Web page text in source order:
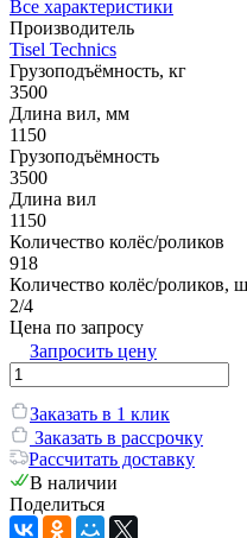
Все характеристики
Производитель
Tisel Technics
Грузоподъёмность, кг
3500
Длина вил, мм
1150
Грузоподъёмность
3500
Длина вил
1150
Количество колёс/роликов
918
Количество колёс/роликов,
2/4
Цена по запросу
Запросить цену
Заказать в 1 клик
Заказать в рассрочку
Рассчитать доставку
В наличии
Поделиться